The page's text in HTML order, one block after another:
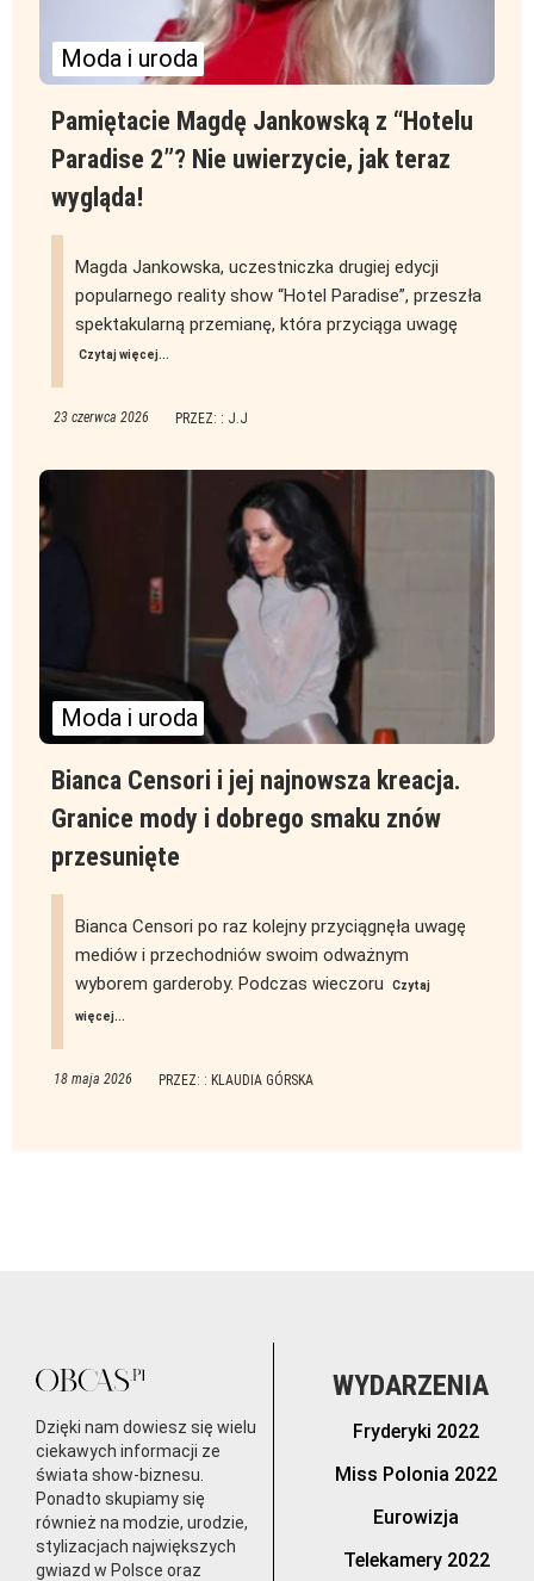
Moda i uroda
Pamiętacie Magdę Jankowską z “Hotelu
Paradise 2”? Nie uwierzycie, jak teraz
wygląda!
Magda Jankowska, uczestniczka drugiej edycji
popularnego reality show “Hotel Paradise”, przeszła
spektakularną przemianę, która przyciąga uwagę
Czytaj więcej...
23 czerwca 2026 PRZEZ: : J.J
Moda i uroda
Bianca Censori i jej najnowsza kreacja.
Granice mody i dobrego smaku znów
przesunięte
Bianca Censori po raz kolejny przyciągnęła uwagę
mediów i przechodniów swoim odważnym
wyborem garderoby. Podczas wieczoru
Czytaj
więcej...
18 maja 2026 PRZEZ: : KLAUDIA GÓRSKA
Dzięki nam dowiesz się wielu
ciekawych informacji ze
świata show-biznesu.
Ponadto skupiamy się
również na modzie, urodzie,
stylizacjach największych
gwiazd w Polsce oraz
WYDARZENIA
Fryderyki 2022
Miss Polonia 2022
Eurowizja
Telekamery 2022